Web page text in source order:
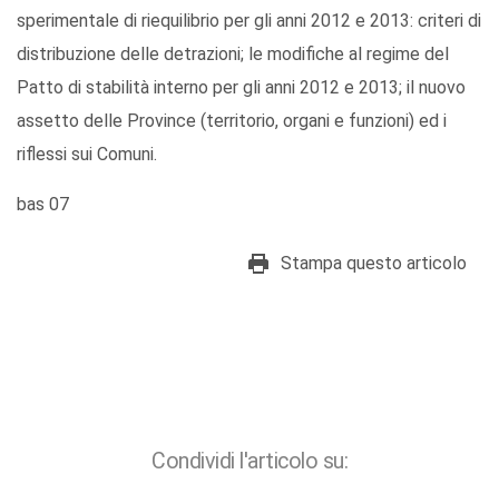
sperimentale di riequilibrio per gli anni 2012 e 2013: criteri di
distribuzione delle detrazioni; le modifiche al regime del
Patto di stabilità interno per gli anni 2012 e 2013; il nuovo
assetto delle Province (territorio, organi e funzioni) ed i
riflessi sui Comuni.
bas 07
Stampa questo articolo
Condividi l'articolo su: